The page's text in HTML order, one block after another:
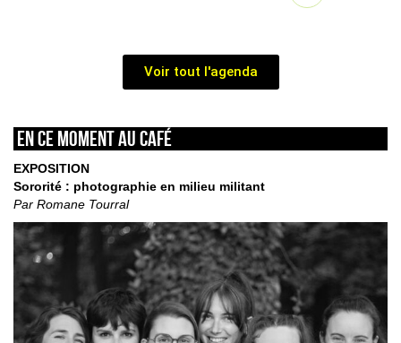
Voir tout l'agenda
En ce moment au café
EXPOSITION
Sororité : photographie en milieu militant
Par Romane Tourral